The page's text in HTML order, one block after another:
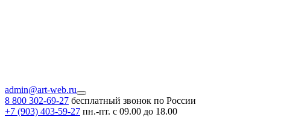
admin@art-web.ru
8 800 302-69-27 бесплатный звонок по России
+7 (903) 403-59-27 пн.-пт. с 09.00 до 18.00